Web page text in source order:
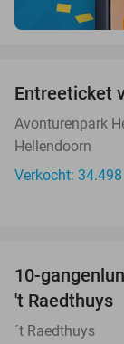
Entreeticket
Avonturenpark
Hellendoorn
Verkocht: 34.498
NEW
TODAY
10-
't Raedthuys
´t Raedthuys